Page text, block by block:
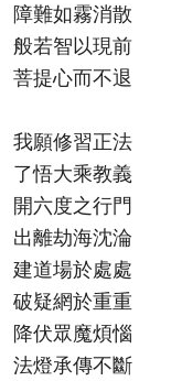
障難如霧消散
般若智以現前
菩提心而不退
我願修習正法
了悟大乘教義
開六度之行門
出離劫海沈淪
建道場於處處
破疑網於重重
降伏眾魔煩惱
法燈承傳不斷